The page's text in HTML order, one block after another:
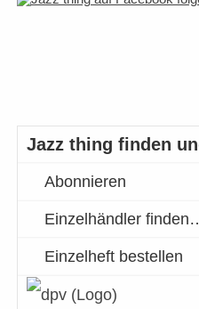
Jazz thing finden
Abonnieren
Einzelhändler
Einzelheft bestellen